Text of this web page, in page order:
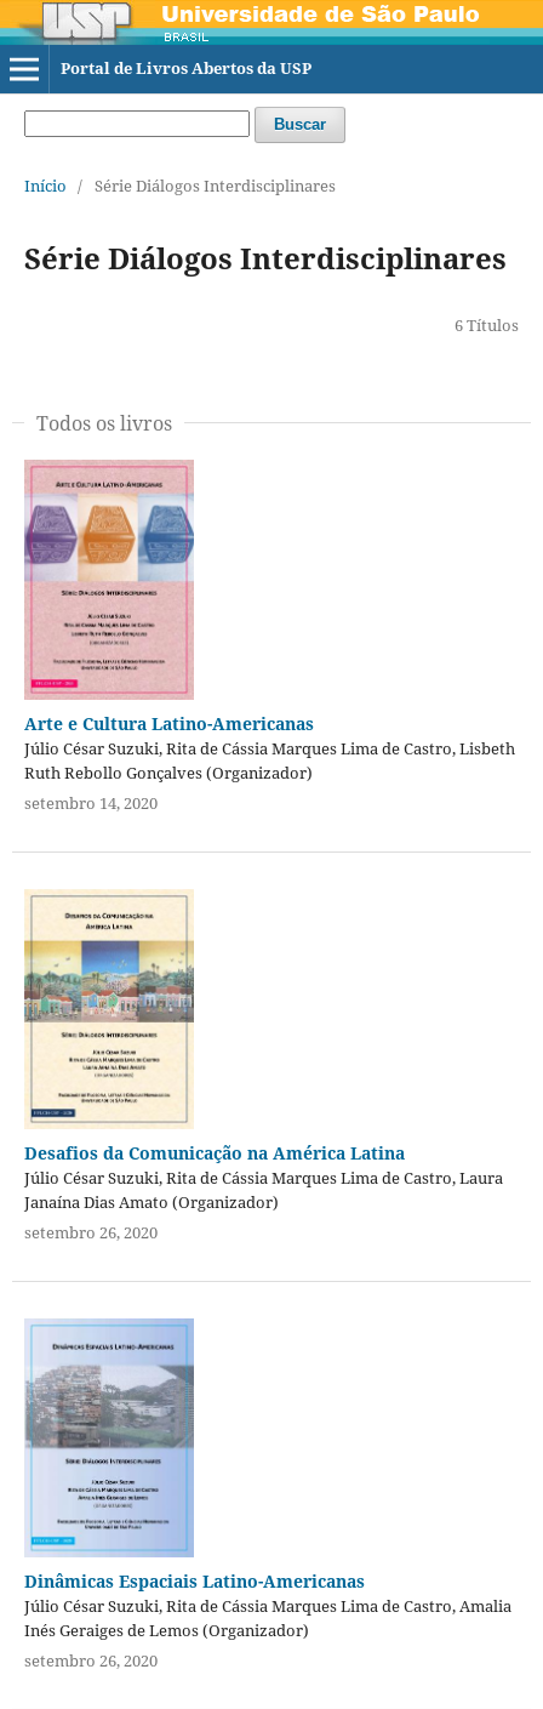
Portal de Livros Abertos da USP
Buscar
Início / Série Diálogos Interdisciplinares
Série Diálogos Interdisciplinares
6 Títulos
Todos os livros
Arte e Cultura Latino-Americanas
Júlio César Suzuki, Rita de Cássia Marques Lima de Castro, Lisbeth
Ruth Rebollo Gonçalves (Organizador)
setembro 14, 2020
Desafios da Comunicação na América Latina
Júlio César Suzuki, Rita de Cássia Marques Lima de Castro, Laura
Janaína Dias Amato (Organizador)
setembro 26, 2020
Dinâmicas Espaciais Latino-Americanas
Júlio César Suzuki, Rita de Cássia Marques Lima de Castro, Amalia
Inés Geraiges de Lemos (Organizador)
setembro 26, 2020